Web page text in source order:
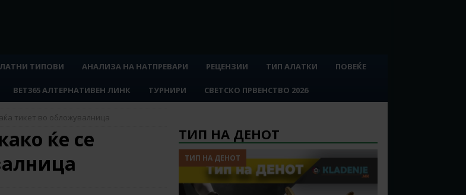
ТИПОВИ АНАЛИЗА НА НАТПРЕВАРИ РЕЦЕНЗИИ ТИП АЛАТКИ ПОВЕЌЕ
BET365 АЛТЕРНАТИВЕН ЛИНК ТУРНИРИ СВЕТСКО ПРВЕНСТВО 2026
тикет во обложувалница
ќе се
ТИП НА ДЕНОТ
ТИП НА ДЕНОТ